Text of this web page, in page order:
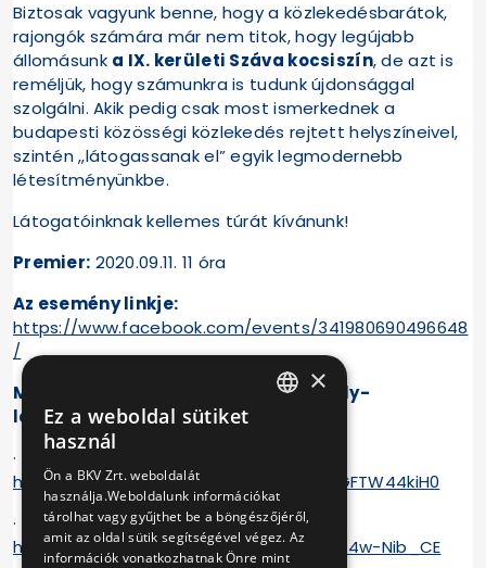
Biztosak vagyunk benne, hogy a közlekedésbarátok,
rajongók számára már nem titok, hogy legújabb
állomásunk a IX. kerületi Száva kocsiszín, de azt is
reméljük, hogy számunkra is tudunk újdonsággal
szolgálni. Akik pedig csak most ismerkednek a
budapesti közösségi közlekedés rejtett helyszíneivel,
szintén „látogassanak el” egyik legmodernebb
létesítményünkbe.
Látogatóinknak kellemes túrát kívánunk!
Premier: 2020.09.11. 11 óra
Az esemény linkje:
https://www.facebook.com/events/341980690496648
/
Már megtekinthető virtuális telephely-
látogatásaink:
· Trolibusz Divízió:
https://www.youtube.com/watch?v=qGFTW44kiH0
· Hungária kocsiszín:
https://www.youtube.com/watch?v=_64w-Nib_CE
×
Ez a weboldal sütiket
használ
Ön a BKV Zrt. weboldalát
használja.Weboldalunk információkat
tárolhat vagy gyűjthet be a böngészőjéről,
amit az oldal sütik segítségével végez. Az
információk vonatkozhatnak Önre mint